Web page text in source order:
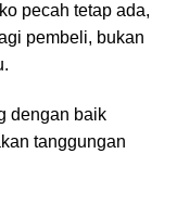
pecah tetap ada,
pembeli, bukan
dengan baik
tanggungan